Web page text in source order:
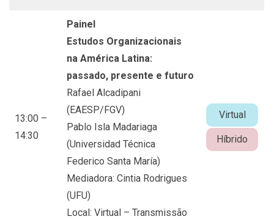
13:00 –
14:30
Painel
Estudos Organizacionais
na América Latina:
passado, presente e futuro
Rafael Alcadipani
(EAESP/FGV)
Pablo Isla Madariaga
(Universidad Técnica
Federico Santa María)
Mediadora: Cintia Rodrigues
(UFU)
Local: Virtual – Transmissão
Virtual
Híbrido